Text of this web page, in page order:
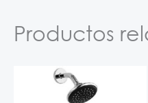
Productos